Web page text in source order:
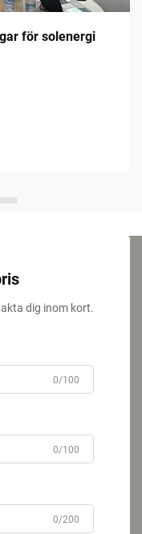
för solenergi
dig inom kort.
0/100
0/100
0/200